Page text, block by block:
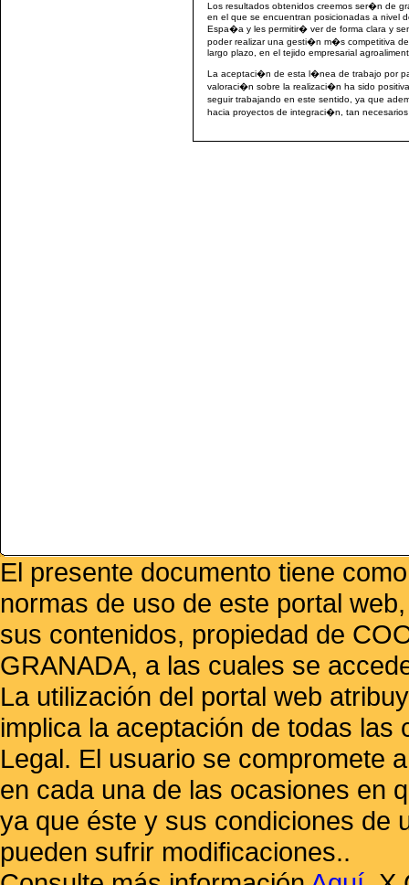
Los resultados obtenidos creemos ser�n de
en el que se encuentran posicionadas a nivel
Espa�a y les permitir� ver de forma clara y
poder realizar una gesti�n m�s competitiva
largo plazo, en el tejido empresarial
La aceptaci�n de esta l�nea de trabajo por
valoraci�n sobre la realizaci�n ha sido
seguir trabajando en este sentido, ya que
hacia proyectos de integraci�n, tan
El presente documento tiene
normas de uso de este portal
sus contenidos, propiedad de
GRANADA, a las cuales se
La utilización del portal web
implica la aceptación de todas
Legal. El usuario se compromete
en cada una de las ocasiones en
ya que éste y sus condiciones de
pueden sufrir modificaciones..